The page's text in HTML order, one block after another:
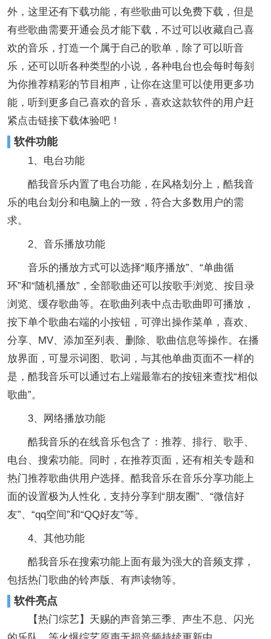
外，这里还有下载功能，有些歌曲可以免费下载，但是
有些歌曲需要开通会员才能下载，不过可以收藏自己喜
欢的音乐，打造一个属于自己的歌单，除了可以听音
乐，还可以听各种类型的小说，各种电台也会每时每刻
为你推荐精彩的节目相声，让你在这里可以使用更多功
能，听到更多自己喜欢的音乐，喜欢这款软件的用户赶
紧点击链接下载体验吧！
软件功能
1、电台功能
酷我音乐内置了电台功能，在风格划分上，酷我音
乐的电台划分和电脑上的一致，符合大多数用户的需
求。
2、音乐播放功能
音乐的播放方式可以选择“顺序播放”、“单曲循
环”和“随机播放”，全部歌曲还可以按歌手浏览、按目录
浏览、缓存歌曲等。在歌曲列表中点击歌曲即可播放，
按下单个歌曲右端的小按钮，可弹出操作菜单，喜欢、
分享、MV、添加至列表、删除、歌曲信息等操作。在播
放界面，可显示词图、歌词，与其他单曲页面不一样的
是，酷我音乐可以通过右上端最靠右的按钮来查找“相似
歌曲”。
3、网络播放功能
酷我音乐的在线音乐包含了：推荐、排行、歌手、
电台、搜索功能。同时，在推荐页面，还有相关专题和
热门推荐歌曲供用户选择。酷我音乐在音乐分享功能上
面的设置极为人性化，支持分享到“朋友圈”、“微信好
友”、“qq空间”和“QQ好友”等。
4、其他功能
酷我音乐在搜索功能上面有最为强大的音频支撑，
包括热门歌曲的铃声版、有声读物等。
软件亮点
【热门综艺】天赐的声音第三季、声生不息、闪光